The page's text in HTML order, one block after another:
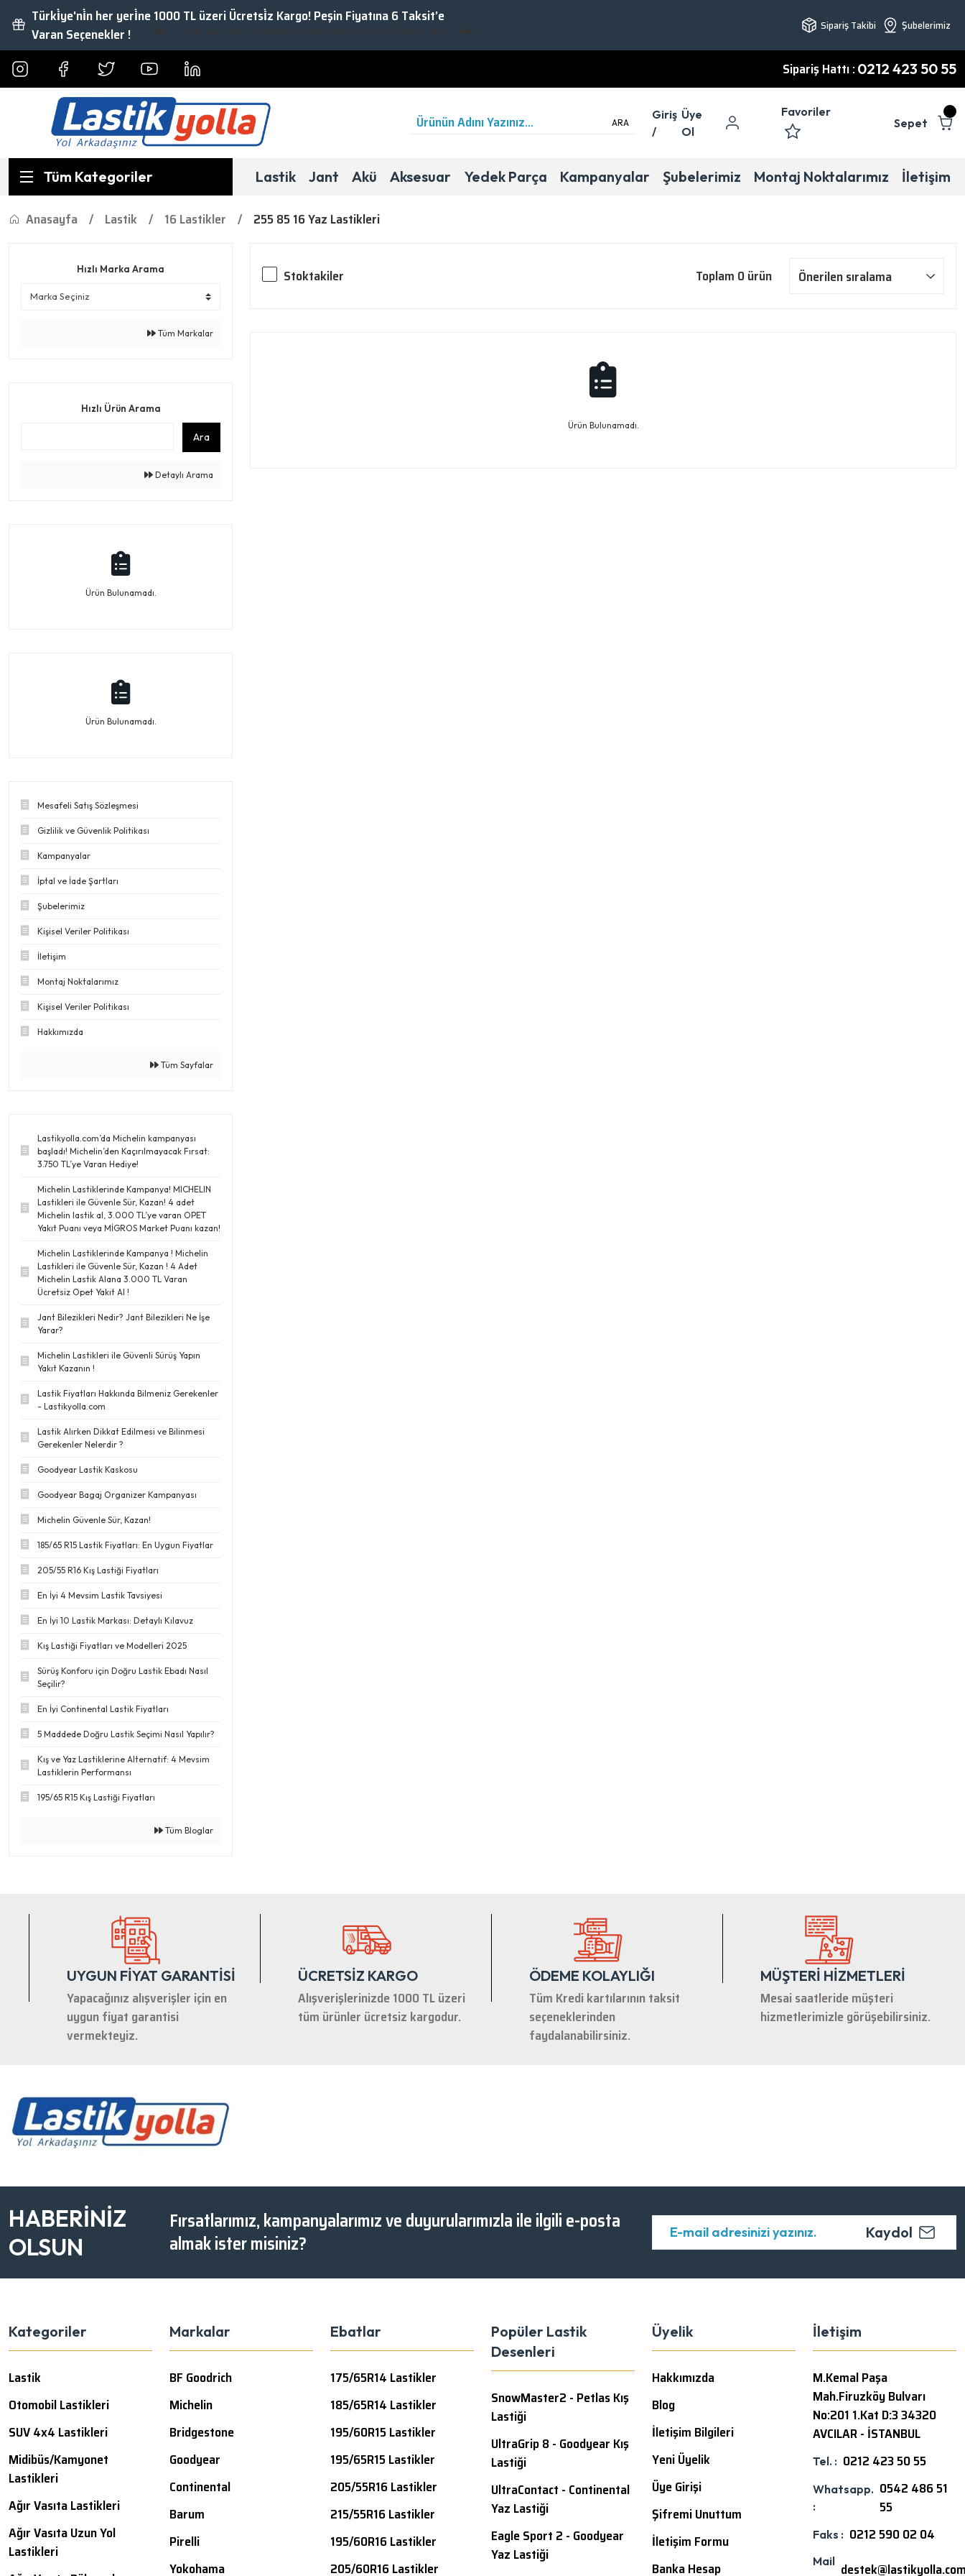
Türki̇ye'ni̇n her yeri̇ne 1000 TL üzeri Ücretsi̇z Kargo! Peşin Fiyatına 6 Taksit’e
Varan Seçenekler !
Sipariş Takibi Şubelerimiz
Sipariş Hattı :0212 423 50 55
ARA
Giriş
/
Üye
Ol
Favoriler
Sepet
Tüm Kategoriler Lastik Jant Akü Aksesuar Yedek Parça Kampanyalar Şubelerimiz Montaj Noktalarımız İletişim
Anasayfa Lastik 16 Lastikler 255 85 16 Yaz Lastikleri
Hızlı Marka Arama
Tüm Markalar
Hızlı Ürün Arama
Ara
Detaylı Arama
Ürün Bulunamadı.
Ürün Bulunamadı.
Mesafeli Satış Sözleşmesi
Gizlilik ve Güvenlik Politikası
Kampanyalar
İptal ve İade Şartları
Şubelerimiz
Kişisel Veriler Politikası
İletişim
Montaj Noktalarımız
Kişisel Veriler Politikası
Hakkımızda
Tüm Sayfalar
Lastikyolla.com’da Michelin kampanyası
başladı! Michelin’den Kaçırılmayacak Fırsat:
3.750 TL’ye Varan Hediye!
Michelin Lastiklerinde Kampanya! MICHELIN
Lastikleri ile Güvenle Sür, Kazan! 4 adet
Michelin lastik al, 3.000 TL’ye varan OPET
Yakıt Puanı veya MİGROS Market Puanı kazan!
Michelin Lastiklerinde Kampanya ! Michelin
Lastikleri ile Güvenle Sür, Kazan ! 4 Adet
Michelin Lastik Alana 3.000 TL Varan
Ücretsiz Opet Yakıt Al !
Jant Bilezikleri Nedir? Jant Bilezikleri Ne İşe
Yarar?
Michelin Lastikleri ile Güvenli Sürüş Yapın
Yakıt Kazanın !
Lastik Fiyatları Hakkında Bilmeniz Gerekenler
- Lastikyolla.com
Lastik Alırken Dikkat Edilmesi ve Bilinmesi
Gerekenler Nelerdir ?
Goodyear Lastik Kaskosu
Goodyear Bagaj Organizer Kampanyası
Michelin Güvenle Sür, Kazan!
185/65 R15 Lastik Fiyatları: En Uygun Fiyatlar
205/55 R16 Kış Lastiği Fiyatları
En İyi 4 Mevsim Lastik Tavsiyesi
En İyi 10 Lastik Markası: Detaylı Kılavuz
Kış Lastiği Fiyatları ve Modelleri 2025
Sürüş Konforu için Doğru Lastik Ebadı Nasıl
Seçilir?
En İyi Continental Lastik Fiyatları
5 Maddede Doğru Lastik Seçimi Nasıl Yapılır?
Kış ve Yaz Lastiklerine Alternatif: 4 Mevsim
Lastiklerin Performansı
195/65 R15 Kış Lastiği Fiyatları
Tüm Bloglar
Stoktakiler Toplam 0 ürün
Ürün Bulunamadı.
UYGUN FİYAT GARANTİSİ
Yapacağınız alışverişler için en
uygun fiyat garantisi
vermekteyiz.
ÜCRETSİZ KARGO
Alışverişlerinizde 1000 TL üzeri
tüm ürünler ücretsiz kargodur.
ÖDEME KOLAYLIĞI
Tüm Kredi kartılarının taksit
seçeneklerinden
faydalanabilirsiniz.
MÜŞTERİ HİZMETLERİ
Mesai saatleride müşteri
hizmetlerimizle görüşebilirsiniz.
HABERİNİZ
OLSUN
Fırsatlarımız, kampanyalarımız ve duyurularımızla ile ilgili e-posta
almak ister misiniz?
Kaydol
Kategoriler
Lastik
Otomobil Lastikleri
SUV 4x4 Lastikleri
Midibüs/Kamyonet
Lastikleri
Ağır Vasıta Lastikleri
Ağır Vasıta Uzun Yol
Lastikleri
Markalar
BF Goodrich
Michelin
Bridgestone
Goodyear
Continental
Barum
Pirelli
Yokohama
Ebatlar
175/65R14 Lastikler
185/65R14 Lastikler
195/60R15 Lastikler
195/65R15 Lastikler
205/55R16 Lastikler
215/55R16 Lastikler
195/60R16 Lastikler
205/60R16 Lastikler
Popüler Lastik
Desenleri
SnowMaster2 - Petlas Kış
Lastiği
UltraGrip 8 - Goodyear Kış
Lastiği
UltraContact - Continental
Yaz Lastiği
Eagle Sport 2 - Goodyear
Yaz Lastiği
Üyelik
Hakkımızda
Blog
İletişim Bilgileri
Yeni Üyelik
Üye Girişi
Şifremi Unuttum
İletişim Formu
Banka Hesap
İletişim
M.Kemal Paşa
Mah.Firuzköy Bulvarı
No:201 1.Kat D:3 34320
AVCILAR - İSTANBUL
Tel. : 0212 423 50 55
Whatsapp.
:
0542 486 51
55
Faks : 0212 590 02 04
Mail